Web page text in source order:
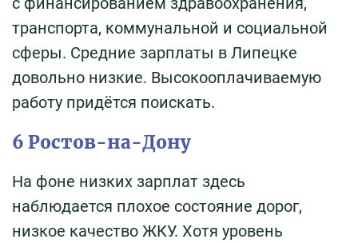
транспорта, коммунальной и социальной
сферы. Средние зарплаты в Липецке
довольно низкие. Высокооплачиваемую
работу придётся поискать.
6 Ростов-на-Дону
На фоне низких зарплат здесь
наблюдается плохое состояние дорог,
низкое качество ЖКУ. Хотя уровень